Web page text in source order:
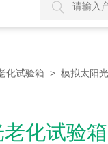
化试验箱 >模拟太阳
化试验箱